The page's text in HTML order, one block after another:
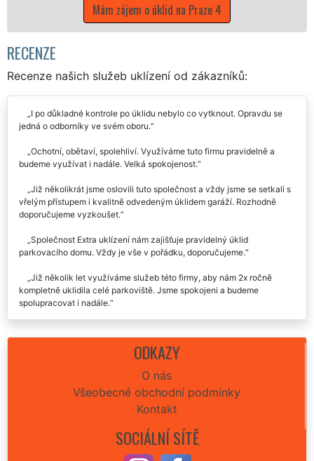
zájem o úklid na Praze 4
RECENZE
Recenze našich služeb uklízení od zákazníků:
I po důkladné kontrole po úklidu nebylo co vytknout. Opravdu se
jedná o odborníky ve svém oboru.
Ochotní, obětaví, spolehliví. Využíváme tuto firmu pravidelně a
budeme využívat i nadále. Velká spokojenost.
Již několikrát jsme oslovili tuto společnost a vždy jsme se setkali s
vřelým přístupem i kvalitně odvedeným úklidem garáží. Rozhodně
doporučujeme vyzkoušet.
Společnost Extra uklízení nám zajišťuje pravidelný úklid
parkovacího domu. Vždy je vše v pořádku, doporučujeme.
Již několik let využíváme služeb této firmy, aby nám 2x ročně
kompletně uklidila celé parkoviště. Jsme spokojeni a budeme
spolupracovat i nadále.
doporučuji.
ODKAZY
O nás
Všeobecné obchodní podmínky
Kontakt
SOCIÁLNÍ SÍTĚ